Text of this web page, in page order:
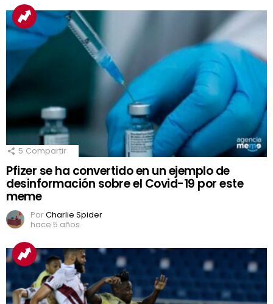
5 Compartir
Pfizer se ha convertido en un ejemplo de
desinformación sobre el Covid-19 por este
meme
PorCharlie Spider
hace 5 años